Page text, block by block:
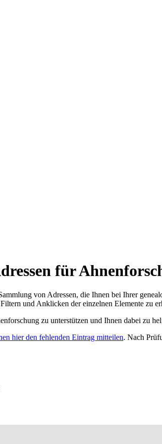
für
von Adressen, die Ihnen bei Ihrer
und Anklicken der einzelnen Elemente zu
zu unterstützen und Ihnen dabei zu
hier den fehlenden Eintrag mitteilen. Nach